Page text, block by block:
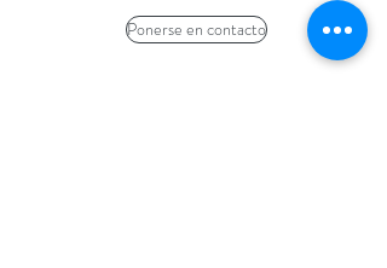
Ponerse en contacto